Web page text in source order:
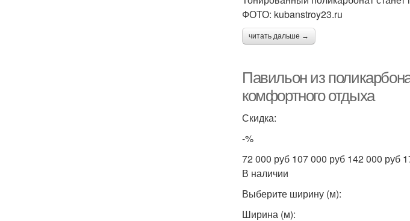
ФОТО: kubanstroy23.ru
читать дальше →
Павильон из
комфортного отдыха
Скидка:
-%
72 000 руб 107 000 руб 142 000 руб
В наличии
Выберите ширину (м):
Ширина (м):